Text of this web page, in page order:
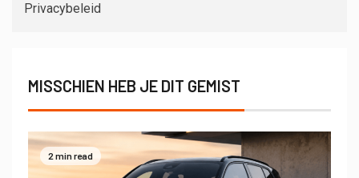
Privacybeleid
MISSCHIEN HEB JE DIT GEMIST
2 min read